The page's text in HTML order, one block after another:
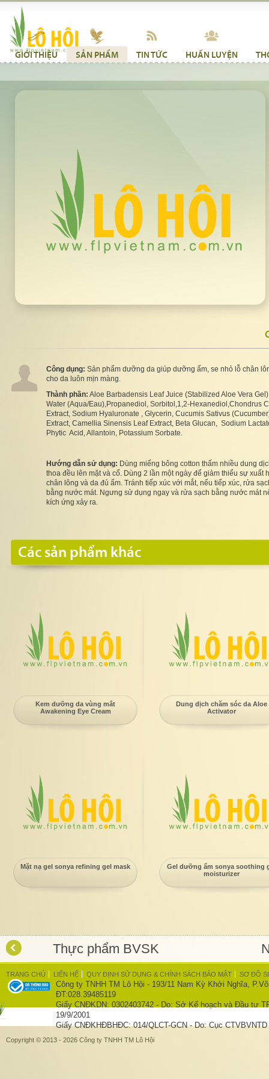
GIỚI THIỆU SẢN PHẨM TIN TỨC HUẤN LUYỆN
Công dụng: Sản phẩm dưỡng da giúp dưỡng ẩm, se nhỏ lỗ chân
cho da luôn mịn màng.
Thành phần: Aloe Barbadensis Leaf Juice (Stabilized Aloe Vera
Water (Aqua/Eau),Propanediol, Sorbitol,1,2-Hexanediol,Chondrus
Extract, Sodium Hyaluronate , Glycerin, Cucumis Sativus
Extract, Camellia Sinensis Leaf Extract, Beta Glucan, Sodium
Phytic Acid, Allantoin, Potassium Sorbate.
Hướng dẫn sử dụng: Dùng miếng bông cotton thấm nhiều dung
thoa đều lên mặt và cổ. Dùng 2 lần một ngày để giảm thiểu sự xuất
chân lông và da đủ ẩm. Tránh tiếp xúc với mắt, nếu tiếp xúc, rửa
bằng nước mát. Ngưng sử dụng ngay và rửa sạch bằng nước mát
kích ứng xảy ra.
Các sản phẩm khác
Kem dưỡng da vùng mắt
Awakening Eye Cream
Dung dịch chăm sóc da Aloe
Activator
Mặt nạ gel sonya refining gel mask
Gel dưỡng ẩm sonya soothing
moisturizer
Thực phẩm BVSK
TRANG CHỦ LIÊN HỆ QUY ĐỊNH SỬ DỤNG & CHÍNH SÁCH BẢO MẬT SƠ ĐỒ
Công ty TNHH TM Lô Hội - 193/11 Nam Kỳ Khởi Nghĩa,
ĐT:028.39485119
Giấy CNĐKDN: 0302403742 - Do: Sở Kế hoạch và Đầu tư
19/9/2001
Giấy CNĐKHĐBHĐC: 014/QLCT-GCN - Do: Cục
Copyright © 2013 - 2026 Công ty TNHH TM Lô Hội